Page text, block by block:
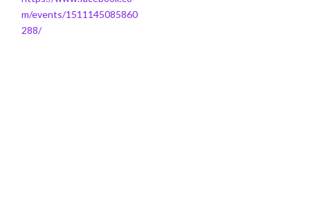
m/events/1511145085860
288/